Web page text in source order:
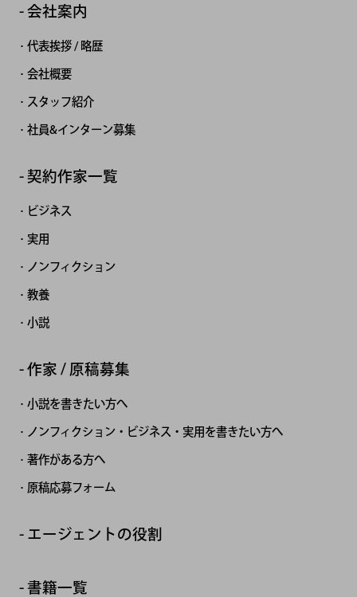
会社案内
代表挨拶 / 略歴
会社概要
スタッフ紹介
社員&インターン募集
契約作家一覧
ビジネス
実用
ノンフィクション
教養
小説
作家 / 原稿募集
小説を書きたい方へ
ノンフィクション・ビジネス・実用を書きたい方へ
著作がある方へ
原稿応募フォーム
エージェントの役割
書籍一覧